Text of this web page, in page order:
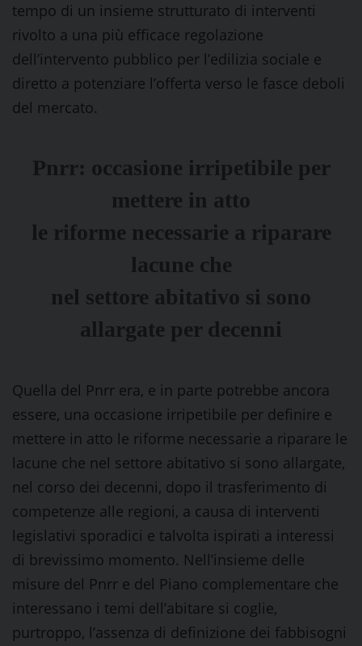
tempo di un insieme strutturato di interventi
rivolto a una più efficace regolazione
dell’intervento pubblico per l’edilizia sociale e
diretto a potenziare l’offerta verso le fasce deboli
del mercato.
Pnrr: occasione irripetibile per
mettere in atto
le riforme necessarie a riparare
lacune che
nel settore abitativo si sono
allargate per decenni
Quella del Pnrr era, e in parte potrebbe ancora
essere, una occasione irripetibile per definire e
mettere in atto le riforme necessarie a riparare le
lacune che nel settore abitativo si sono allargate,
nel corso dei decenni, dopo il trasferimento di
competenze alle regioni, a causa di interventi
legislativi sporadici e talvolta ispirati a interessi
di brevissimo momento. Nell’insieme delle
misure del Pnrr e del Piano complementare che
interessano i temi dell’abitare si coglie,
purtroppo, l’assenza di definizione dei fabbisogni